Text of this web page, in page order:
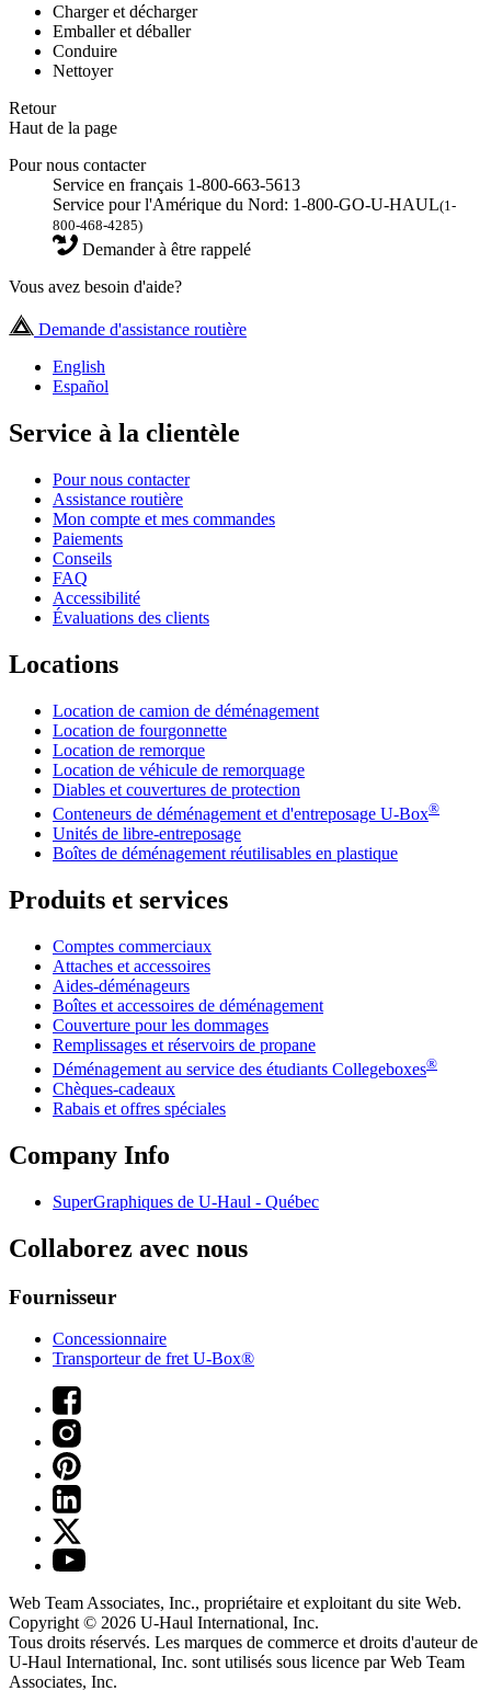
Charger et décharger
Emballer et déballer
Conduire
Nettoyer
Retour
Haut de la page
Pour nous contacter
Service en français 1-800-663-5613
Service pour l'Amérique du Nord: 1-800-GO-U-HAUL(1-
800-468-4285)
Demander à être rappelé
Vous avez besoin d'aide?
Demande d'assistance routière
English
Español
Service à la clientèle
Pour nous contacter
Assistance routière
Mon compte et mes commandes
Paiements
Conseils
FAQ
Accessibilité
Évaluations des clients
Locations
Location de camion de déménagement
Location de fourgonnette
Location de remorque
Location de véhicule de remorquage
Diables et couvertures de protection
Conteneurs de déménagement et d'entreposage U-Box®
Unités de libre-entreposage
Boîtes de déménagement réutilisables en plastique
Produits et services
Comptes commerciaux
Attaches et accessoires
Aides-déménageurs
Boîtes et accessoires de déménagement
Couverture pour les dommages
Remplissages et réservoirs de propane
Déménagement au service des étudiants Collegeboxes®
Chèques-cadeaux
Rabais et offres spéciales
Company Info
SuperGraphiques de U-Haul - Québec
Collaborez avec nous
Fournisseur
Concessionnaire
Transporteur de fret U-Box®
Web Team Associates, Inc., propriétaire et exploitant du site Web.
Copyright © 2026 U-Haul International, Inc.
Tous droits réservés. Les marques de commerce et droits d'auteur de
U-Haul International, Inc. sont utilisés sous licence par Web Team
Associates, Inc.